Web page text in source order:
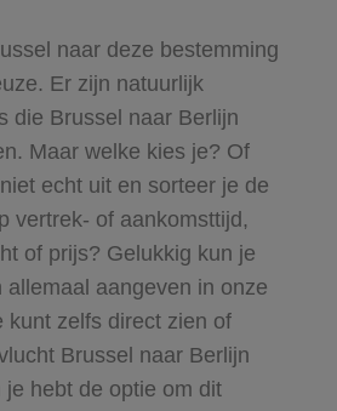
naar deze bestemming
Er zijn natuurlijk
die Brussel naar Berlijn
Maar welke kies je? Of
echt uit en sorteer je de
vertrek- of aankomsttijd,
of prijs? Gelukkig kun je
allemaal aangeven in onze
kunt zelfs direct zien of
Brussel naar Berlijn
je hebt de optie om dit